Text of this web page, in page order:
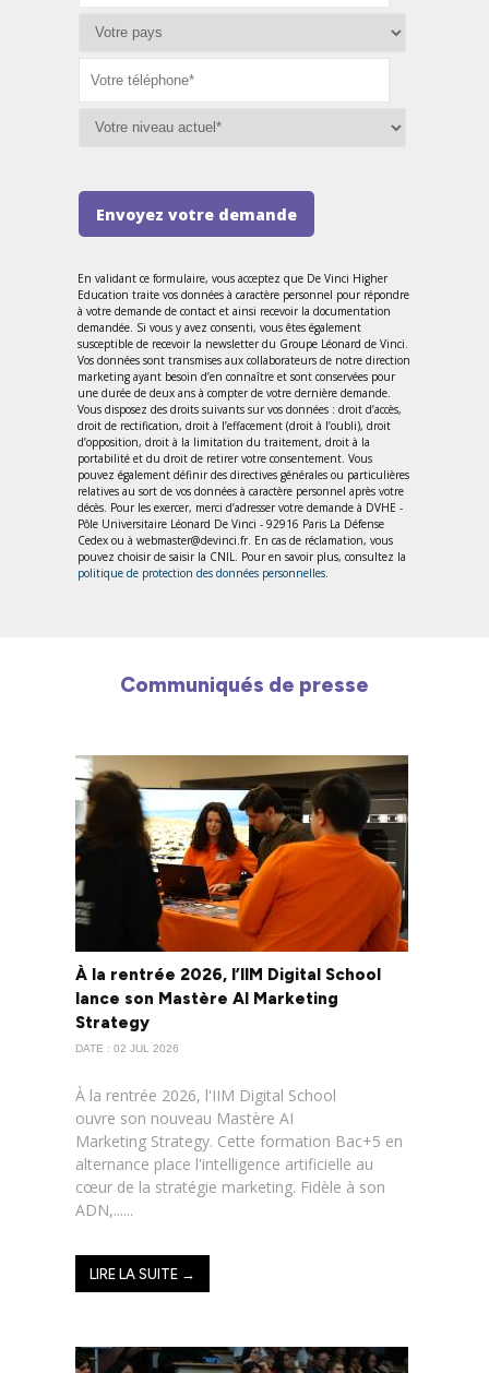
Envoyez votre demande
En validant ce formulaire, vous acceptez que De Vinci Higher
Education traite vos données à caractère personnel pour répondre
à votre demande de contact et ainsi recevoir la documentation
demandée. Si vous y avez consenti, vous êtes également
susceptible de recevoir la newsletter du Groupe Léonard de Vinci.
Vos données sont transmises aux collaborateurs de notre direction
marketing ayant besoin d’en connaître et sont conservées pour
une durée de deux ans à compter de votre dernière demande.
Vous disposez des droits suivants sur vos données : droit d’accès,
droit de rectification, droit à l’effacement (droit à l’oubli), droit
d’opposition, droit à la limitation du traitement, droit à la
portabilité et du droit de retirer votre consentement. Vous
pouvez également définir des directives générales ou particulières
relatives au sort de vos données à caractère personnel après votre
décès. Pour les exercer, merci d’adresser votre demande à DVHE -
Pôle Universitaire Léonard De Vinci - 92916 Paris La Défense
Cedex ou à webmaster@devinci.fr. En cas de réclamation, vous
pouvez choisir de saisir la CNIL. Pour en savoir plus, consultez la
politique de protection des données personnelles
Communiqués de presse
À la rentrée 2026, l’IIM Digital School
lance son Mastère AI Marketing
Strategy
DATE : 02 JUL 2026
À la rentrée 2026, l'IIM Digital School
ouvre son nouveau Mastère AI
Marketing Strategy. Cette formation Bac+5 en
alternance place l'intelligence artificielle au
cœur de la stratégie marketing. Fidèle à son
ADN,......
LIRE LA SUITE →